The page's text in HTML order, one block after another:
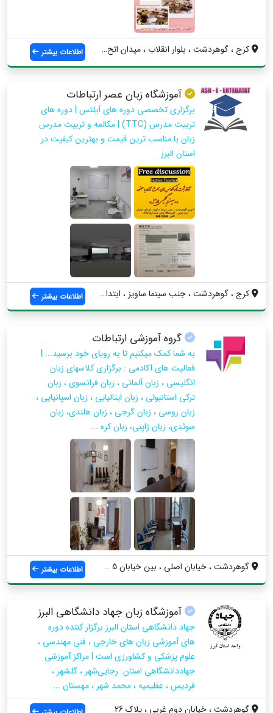
کرج ، گوهردشت ، بلوار انقلاب ، میدان اتح... اطلاعات بیشتر
آموزشگاه زبان عصر ارتباطات
برگزاری تخصصی دوره های آیلتس | دوره های
تربیت مدرس (TTC) | مکالمه و تربیت مدرس
زبان با مناسب ترین قیمت و بهترین کیفیت در
استان البرز
کرج ، گوهردشت ، جنب سینما ساویز ، ابتدای... اطلاعات بیشتر
گروه آموزشی ارتباطات
به شما کمک میکنیم تا به رویای خود برسید... |
فعالیت های آکادمی : برگزاری کلاسهای زبان
انگلیسی ، زبان آلمانی ، زبان فرانسوی ، زبان
ترکی استانبولی ، زبان ایتالیایی ، زبان اسپانیایی ،
زبان روسی ، زبان گرجی ، زبان هلندی، زبان
سوئدی، زبان ژاپنی، زبان کره ...
گوهردشت ، خیابان اصلی ، بین خیابان 5 و 6... اطلاعات بیشتر
آموزشگاه زبان جهاد دانشگاهی البرز
جهاد دانشگاهی استان البرز برگزار کننده دوره
های آموزشی زبان های خارجی ، فنی مهندسی ،
علوم پزشکی و کشاورزی است | مراکز آموزشی
جهاددانشگاهی استان: رجایی‌شهر ، گلشهر ،
فردیس ، عظیمیه ، محمد شهر ، مهستان ...
گوهردشت ، خیابان دوم غربی ، پلاک 26